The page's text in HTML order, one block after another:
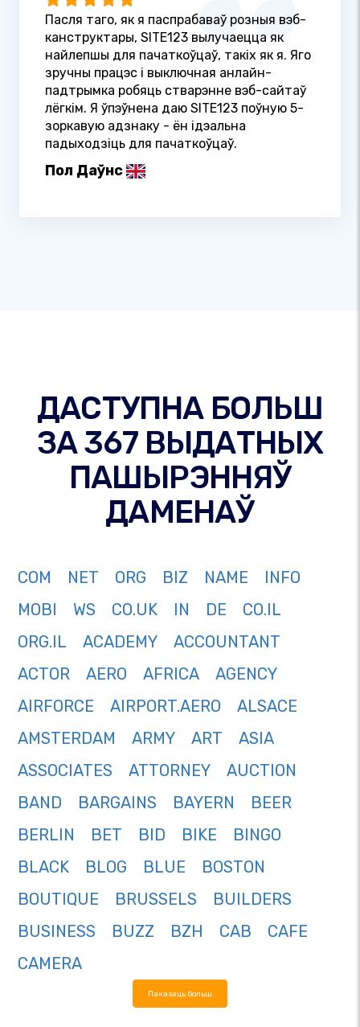
Пасля таго, як я паспрабаваў розныя вэб-
канструктары, SITE123 вылучаецца як
найлепшы для пачаткоўцаў, такіх як я. Яго
зручны працэс і выключная анлайн-
падтрымка робяць стварэнне вэб-сайтаў
лёгкім. Я ўпэўнена даю SITE123 поўную 5-
зоркавую адзнаку - ён ідэальна
падыходзіць для пачаткоўцаў.
Пол Даўнс
ДАСТУПНА БОЛЬШ
ЗА 367 ВЫДАТНЫХ
ПАШЫРЭННЯЎ
ДАМЕНАЎ
COM NET ORG BIZ NAME
INFO
MOBI
WS CO.UK IN DE
CO.IL
ORG.IL
ACADEMY
ACCOUNTANT
ACTOR
AERO AFRICA
AGENCY
AIRFORCE
AIRPORT.AERO
ALSACE
AMSTERDAM
ARMY ART
ASIA
ASSOCIATES
ATTORNEY
AUCTION
BAND
BARGAINS BAYERN
BEER
BERLIN
BET BID BIKE
BINGO
BLACK
BLOG BLUE
BOSTON
BOUTIQUE
BRUSSELS
BUILDERS
BUSINESS
BUZZ BZH CAB
CAFE
CAMERA
Паказаць больш